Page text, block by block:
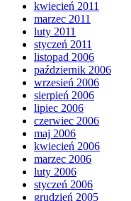
kwiecień 2011
marzec 2011
luty 2011
styczeń 2011
listopad 2006
październik 2006
wrzesień 2006
sierpień 2006
lipiec 2006
czerwiec 2006
maj 2006
kwiecień 2006
marzec 2006
luty 2006
styczeń 2006
grudzień 2005